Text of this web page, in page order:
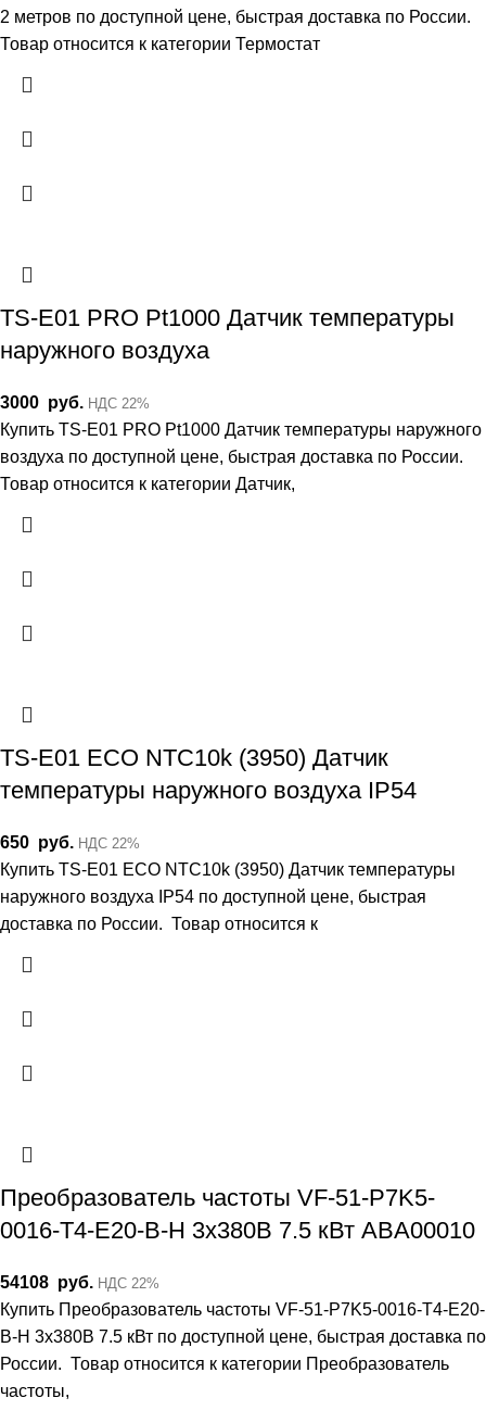
2 метров по доступной цене, быстрая доставка по России.
Товар относится к категории Термостат
TS-E01 PRO Pt1000 Датчик температуры
наружного воздуха
3000 руб. НДС 22%
Купить TS-E01 PRO Pt1000 Датчик температуры наружного
воздуха по доступной цене, быстрая доставка по России.
Товар относится к категории Датчик,
TS-E01 ECO NTC10k (3950) Датчик
температуры наружного воздуха IP54
650 руб. НДС 22%
Купить TS-E01 ECO NTC10k (3950) Датчик температуры
наружного воздуха IP54 по доступной цене, быстрая
доставка по России. Товар относится к
Преобразователь частоты VF-51-P7K5-
0016-T4-E20-B-H 3х380В 7.5 кВт ABA00010
54108 руб. НДС 22%
Купить Преобразователь частоты VF-51-P7K5-0016-T4-E20-
B-H 3х380В 7.5 кВт по доступной цене, быстрая доставка по
России. Товар относится к категории Преобразователь
частоты,